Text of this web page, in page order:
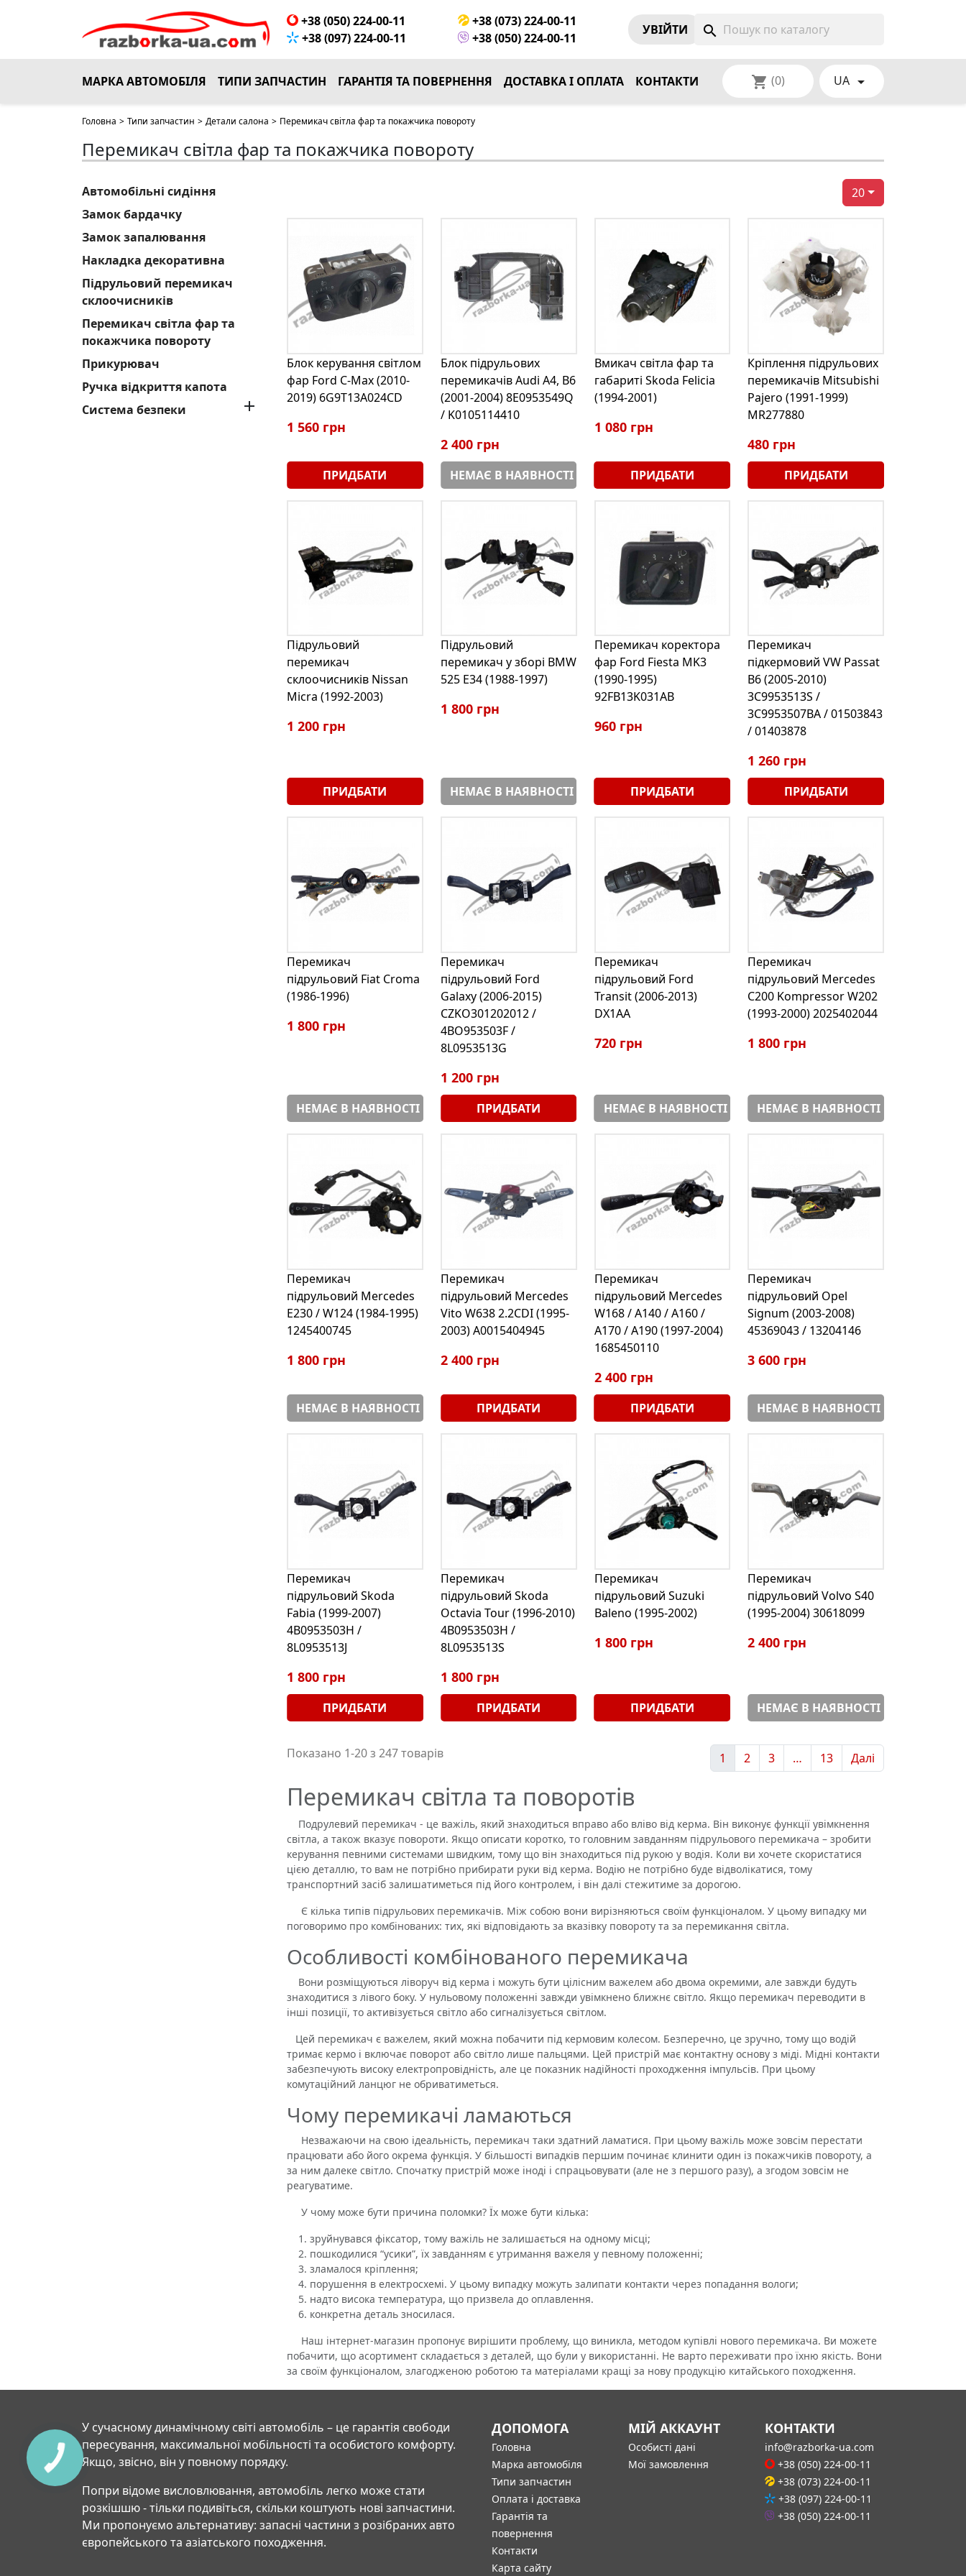
+38 (050) 224-00-11
+38 (073) 224-00-11
+38 (097) 224-00-11
+38 (050) 224-00-11
УВIЙТИ search
МАРКА АВТОМОБІЛЯ ТИПИ ЗАПЧАСТИН ГАРАНТІЯ ТА ПОВЕРНЕННЯ ДОСТАВКА І ОПЛАТА КОНТАКТИ shopping_cart (0) UA 
Головна > Типи запчастин > Детали салона > Перемикач світла фар та покажчика повороту
Перемикач світла фар та покажчика повороту
Автомобільні сидіння
Замок бардачку
Замок запалювання
Накладка декоративна
Підрульовий перемикач
склоочисників
Перемикач світла фар та
покажчика повороту
Прикурювач
Ручка відкриття капота
Система безпеки

20
Блок керування світлом
фар Ford C-Max (2010-
2019) 6G9T13A024CD
1 560 грн
ПРИДБАТИ
Блок підрульових
перемикачів Audi A4, B6
(2001-2004) 8E0953549Q
/ K0105114410
2 400 грн
НЕМАЄ В НАЯВНОСТІ
Вмикач світла фар та
габариті Skoda Felicia
(1994-2001)
1 080 грн
ПРИДБАТИ
Кріплення підрульових
перемикачів Mitsubishi
Pajero (1991-1999)
MR277880
480 грн
ПРИДБАТИ
Підрульовий
перемикач
склоочисників Nissan
Micra (1992-2003)
1 200 грн
ПРИДБАТИ
Підрульовий
перемикач у зборі BMW
525 E34 (1988-1997)
1 800 грн
НЕМАЄ В НАЯВНОСТІ
Перемикач коректора
фар Ford Fiesta MK3
(1990-1995)
92FB13K031AB
960 грн
ПРИДБАТИ
Перемикач
підкермовий VW Passat
B6 (2005-2010)
3C9953513S /
3C9953507BA / 01503843
/ 01403878
1 260 грн
ПРИДБАТИ
Перемикач
підрульовий Fiat Croma
(1986-1996)
1 800 грн
НЕМАЄ В НАЯВНОСТІ
Перемикач
підрульовий Ford
Galaxy (2006-2015)
CZKO301202012 /
4BO953503F /
8L0953513G
1 200 грн
ПРИДБАТИ
Перемикач
підрульовий Ford
Transit (2006-2013)
DX1AA
720 грн
НЕМАЄ В НАЯВНОСТІ
Перемикач
підрульовий Mercedes
C200 Kompressor W202
(1993-2000) 2025402044
1 800 грн
НЕМАЄ В НАЯВНОСТІ
Перемикач
підрульовий Mercedes
E230 / W124 (1984-1995)
1245400745
1 800 грн
НЕМАЄ В НАЯВНОСТІ
Перемикач
підрульовий Mercedes
Vito W638 2.2CDI (1995-
2003) A0015404945
2 400 грн
ПРИДБАТИ
Перемикач
підрульовий Mercedes
W168 / A140 / A160 /
A170 / A190 (1997-2004)
1685450110
2 400 грн
ПРИДБАТИ
Перемикач
підрульовий Opel
Signum (2003-2008)
45369043 / 13204146
3 600 грн
НЕМАЄ В НАЯВНОСТІ
Перемикач
підрульовий Skoda
Fabia (1999-2007)
4B0953503H /
8L0953513J
1 800 грн
ПРИДБАТИ
Перемикач
підрульовий Skoda
Octavia Tour (1996-2010)
4B0953503H /
8L0953513S
1 800 грн
ПРИДБАТИ
Перемикач
підрульовий Suzuki
Baleno (1995-2002)
1 800 грн
ПРИДБАТИ
Перемикач
підрульовий Volvo S40
(1995-2004) 30618099
2 400 грн
НЕМАЄ В НАЯВНОСТІ
Показано 1-20 з 247 товарів 1 2 3 … 13 Далі
Перемикач світла та поворотів
Подрулевий перемикач - це важіль, який знаходиться вправо або вліво від керма. Він виконує функції увімкнення
світла, а також вказує повороти. Якщо описати коротко, то головним завданням підрульового перемикача – зробити
керування певними системами швидким, тому що він знаходиться під рукою у водія. Коли ви хочете скористатися
цією деталлю, то вам не потрібно прибирати руки від керма. Водію не потрібно буде відволікатися, тому
транспортний засіб залишатиметься під його контролем, і він далі стежитиме за дорогою.
Є кілька типів підрульових перемикачів. Між собою вони вирізняються своїм функціоналом. У цьому випадку ми
поговоримо про комбінованих: тих, які відповідають за вказівку повороту та за перемикання світла.
Особливості комбінованого перемикача
Вони розміщуються ліворуч від керма і можуть бути цілісним важелем або двома окремими, але завжди будуть
знаходитися з лівого боку. У нульовому положенні завжди увімкнено ближнє світло. Якщо перемикач переводити в
інші позиції, то активізується світло або сигналізується світлом.
Цей перемикач є важелем, який можна побачити під кермовим колесом. Безперечно, це зручно, тому що водій
тримає кермо і включає поворот або світло лише пальцями. Цей пристрій має контактну основу з міді. Мідні контакти
забезпечують високу електропровідність, але це показник надійності проходження імпульсів. При цьому
комутаційний ланцюг не обриватиметься.
Чому перемикачі ламаються
Незважаючи на свою ідеальність, перемикач таки здатний ламатися. При цьому важіль може зовсім перестати
працювати або його окрема функція. У більшості випадків першим починає клинити один із покажчиків повороту, а
за ним далеке світло. Спочатку пристрій може іноді і спрацьовувати (але не з першого разу), а згодом зовсім не
реагуватиме.
У чому може бути причина поломки? Їх може бути кілька:
зруйнувався фіксатор, тому важіль не залишається на одному місці;
пошкодилися “усики”, їх завданням є утримання важеля у певному положенні;
зламалося кріплення;
порушення в електросхемі. У цьому випадку можуть залипати контакти через попадання вологи;
надто висока температура, що призвела до оплавлення.
конкретна деталь зносилася.
Наш інтернет-магазин пропонує вирішити проблему, що виникла, методом купівлі нового перемикача. Ви можете
побачити, що асортимент складається з деталей, що були у використанні. Не варто переживати про їхню якість. Вони
за своїм функціоналом, злагодженою роботою та матеріалами кращі за нову продукцію китайського походження.
У сучасному динамічному світі автомобіль – це гарантія свободи
пересування, максимальної мобільності та особистого комфорту.
Якщо, звісно, він у повному порядку.
Попри відоме висловлювання, автомобіль легко може стати
розкішшю - тільки подивіться, скільки коштують нові запчастини.
Ми пропонуємо альтернативу: запасні частини з розібраних авто
європейського та азіатського походження.
ДОПОМОГА
Головна
Марка автомобіля
Типи запчастин
Оплата і доставка
Гарантія та
повернення
Контакти
Карта сайту
МІЙ АККАУНТ
Особисті дані
Мої замовлення
КОНТАКТИ
info@razborka-ua.com
+38 (050) 224-00-11
+38 (073) 224-00-11
+38 (097) 224-00-11
+38 (050) 224-00-11